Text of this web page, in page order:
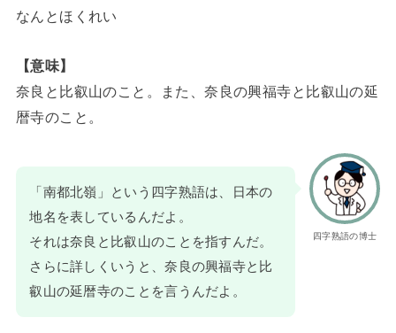
なんとほくれい
【意味】
奈良と比叡山のこと。また、奈良の興福寺と比叡山の延
暦寺のこと。
四字熟語の博士
「南都北嶺」という四字熟語は、日本の
地名を表しているんだよ。
それは奈良と比叡山のことを指すんだ。
さらに詳しくいうと、奈良の興福寺と比
叡山の延暦寺のことを言うんだよ。